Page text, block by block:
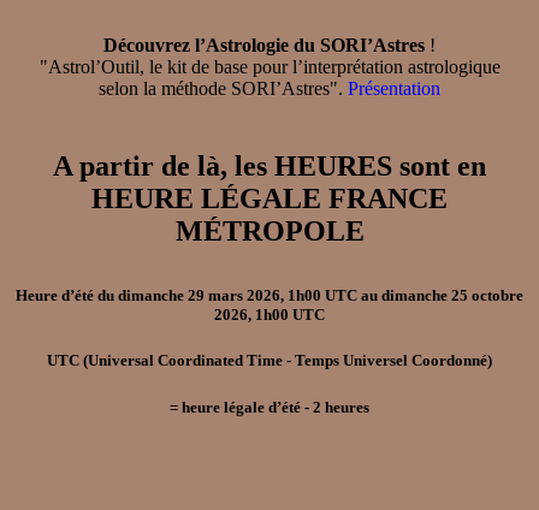
Découvrez l’Astrologie du SORI’Astres !
"Astrol’Outil, le kit de base pour l’interprétation astrologique
selon la méthode SORI’Astres". Présentation
A partir de là, les HEURES sont en
HEURE LÉGALE FRANCE
MÉTROPOLE
Heure d’été du dimanche 29 mars 2026, 1h00 UTC au dimanche 25 octobre
2026, 1h00 UTC
UTC (Universal Coordinated Time - Temps Universel Coordonné)
= heure légale d’été - 2 heures